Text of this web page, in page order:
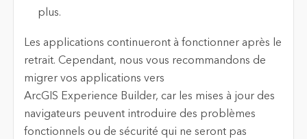
plus.
Les applications continueront à fonctionner après le
retrait. Cependant, nous vous recommandons de
migrer vos applications vers
ArcGIS Experience Builder, car les mises à jour des
navigateurs peuvent introduire des problèmes
fonctionnels ou de sécurité qui ne seront pas